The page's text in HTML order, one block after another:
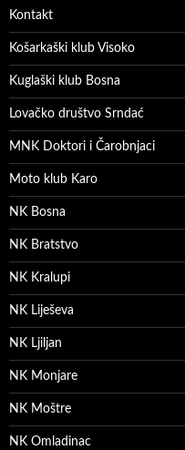
Kontakt
Košarkaški klub Visoko
Kuglaški klub Bosna
Lovačko društvo Srndać
MNK Doktori i Čarobnjaci
Moto klub Karo
NK Bosna
NK Bratstvo
NK Kralupi
NK Liješeva
NK Ljiljan
NK Monjare
NK Moštre
NK Omladinac